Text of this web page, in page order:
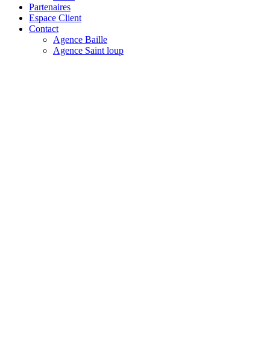
Partenaires
Espace Client
Contact
Agence Baille
Agence Saint loup